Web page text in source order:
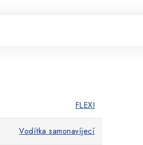
FLEXI
Vodítka samonavíjecí